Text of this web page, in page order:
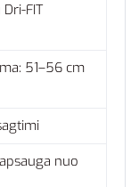
FIT
51–56 cm
nuo